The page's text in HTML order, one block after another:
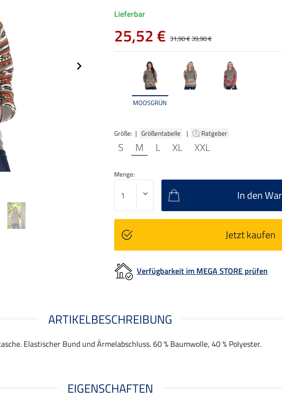
MOOSGRÜN
Größe: | Größentabelle | Ratgeber
S M L XL XXL
Lieferbar
25,52 € 31,90 €39,90 €
Menge:
In den
Jetzt kaufen
Verfügbarkeit im MEGA STORE prüfen
ARTIKELBESCHREIBUNG
Elastischer Bund und Ärmelabschluss. 60 % Baumwolle, 40 % Polyester.
EIGENSCHAFTEN